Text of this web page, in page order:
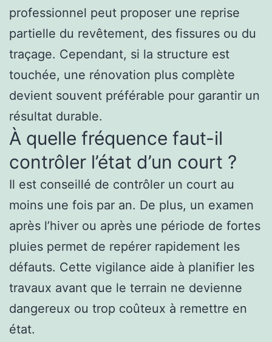
professionnel peut proposer une reprise
partielle du revêtement, des fissures ou du
traçage. Cependant, si la structure est
touchée, une rénovation plus complète
devient souvent préférable pour garantir un
résultat durable.
À quelle fréquence faut-il
contrôler l’état d’un court ?
Il est conseillé de contrôler un court au
moins une fois par an. De plus, un examen
après l’hiver ou après une période de fortes
pluies permet de repérer rapidement les
défauts. Cette vigilance aide à planifier les
travaux avant que le terrain ne devienne
dangereux ou trop coûteux à remettre en
état.